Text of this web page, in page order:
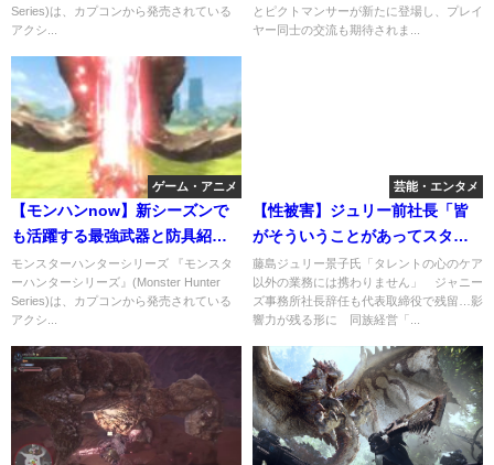
Series)は、カプコンから発売されている
アクシ...
とピクトマンサーが新たに登場し、プレイ
ヤー同士の交流も期待されま...
ゲーム・アニメ
【モンハンnow】新シーズンで
も活躍する最強武器と防具紹
介！汎用狩から格上討伐まで視
聴オススメ装備
モンスターハンターシリーズ 『モンスタ
ーハンターシリーズ』(Monster Hunter
Series)は、カプコンから発売されている
アクシ...
芸能・エンタメ
【性被害】ジュリー前社長「皆
がそういうことがあってスター
になっているわけではない」
と、認識していた。
藤島ジュリー景子氏「タレントの心のケア
以外の業務には携わりません」 ジャニー
ズ事務所社長辞任も代表取締役で残留…影
響力が残る形に 同族経営「...